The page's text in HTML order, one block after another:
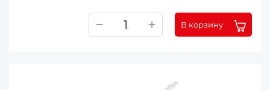
В корзину